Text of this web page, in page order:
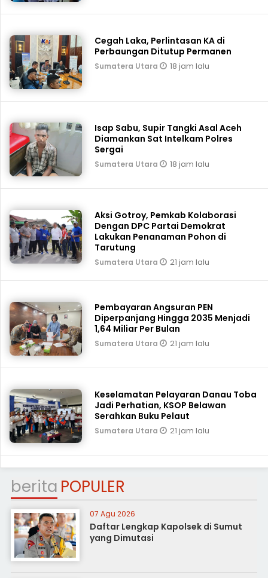
Cegah Laka, Perlintasan KA di
Perbaungan Ditutup Permanen
Sumatera Utara 18 jam lalu
Isap Sabu, Supir Tangki Asal Aceh
Diamankan Sat Intelkam Polres
Sergai
Sumatera Utara 18 jam lalu
Aksi Gotroy, Pemkab ‎Kolaborasi
Dengan DPC Partai Demokrat
Lakukan Penanaman Pohon di
Tarutung
Sumatera Utara 21 jam lalu
Pembayaran Angsuran PEN
Diperpanjang Hingga 2035 Menjadi
1,64 Miliar Per Bulan
Sumatera Utara 21 jam lalu
Keselamatan Pelayaran Danau Toba
Jadi Perhatian, KSOP Belawan
Serahkan Buku Pelaut
Sumatera Utara 21 jam lalu
berita POPULER
07 Agu 2026
Daftar Lengkap Kapolsek di Sumut
yang Dimutasi